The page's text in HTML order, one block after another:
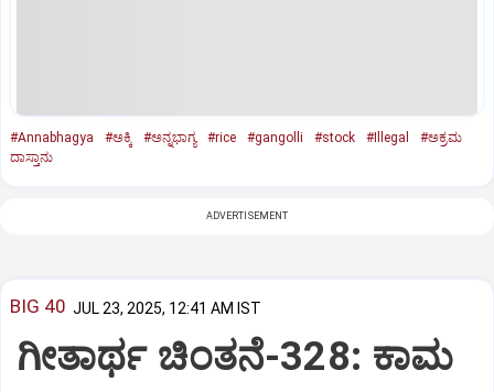
#Annabhagya #ಅಕ್ಕಿ #ಅನ್ನಭಾಗ್ಯ #rice #gangolli #stock #Illegal
#ಅಕ್ರಮ
ದಾಸ್ತಾನು
ADVERTISEMENT
BIG 40 JUL 23, 2025, 12:41 AM IST
ಗೀತಾರ್ಥ ಚಿಂತನೆ-328: ಕಾಮ